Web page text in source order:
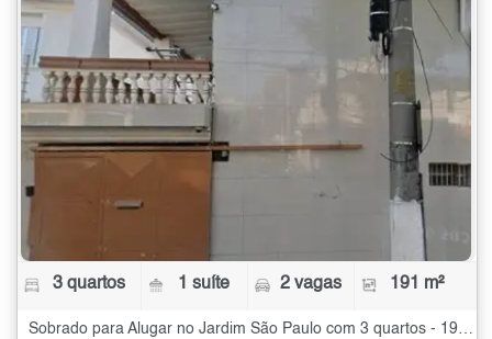
3 quartos 1 suíte 2 vagas 191 m²
Sobrado para Alugar no Jardim São Paulo com 3 quartos - 191 m²